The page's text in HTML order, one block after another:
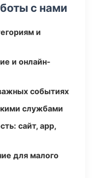
с нами
и
и онлайн-
событиях
службами
сайт, app,
для малого